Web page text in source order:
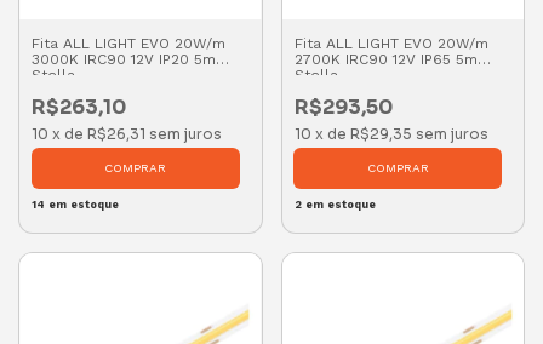
Fita ALL LIGHT EVO 20W/m
3000K IRC90 12V IP20 5m
Stella
R$263,10
10 x de R$26,31 sem juros
14 em estoque
Fita ALL LIGHT EVO 20W/m
2700K IRC90 12V IP65 5m
Stella
R$293,50
10 x de R$29,35 sem juros
2em estoque